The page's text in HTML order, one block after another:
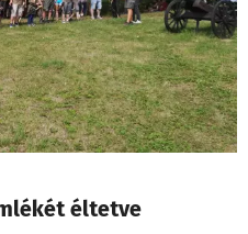
éltetve